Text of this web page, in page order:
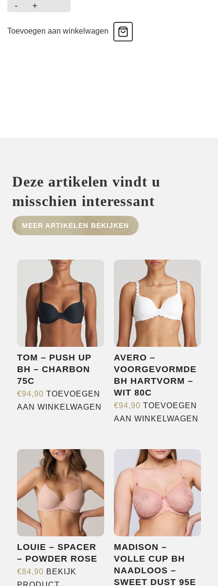
HOME
OVER ONS
NIEUWS
CONTACT
-
Melipha
String
+
Toevoegen aan winkelwagen
Deze artikelen vindt u
misschien interessant
MEER ARTIKELEN BEKIJKEN
TOM – PUSH UP
BH – CHARBON
75C
€94,90 TOEVOEGEN
AAN WINKELWAGEN
AVERO –
VOORGEVORMDE
BH HARTVORM –
WIT 80C
€94,90 TOEVOEGEN
AAN WINKELWAGEN
LOUIE – SPACER
– POWDER ROSE
€84,90 BEKIJK
MADISON –
VOLLE CUP BH
NAADLOOS –
SWEET DUST 95E